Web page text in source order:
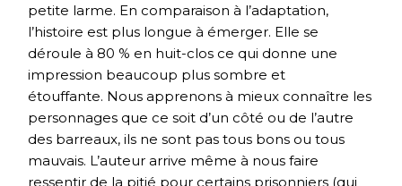
petite larme. En comparaison à l’adaptation,
l’histoire est plus longue à émerger. Elle se
déroule à 80 % en huit-clos ce qui donne une
impression beaucoup plus sombre et
étouffante. Nous apprenons à mieux connaître les
personnages que ce soit d’un côté ou de l’autre
des barreaux, ils ne sont pas tous bons ou tous
mauvais. L’auteur arrive même à nous faire
ressentir de la pitié pour certains prisonniers (qui